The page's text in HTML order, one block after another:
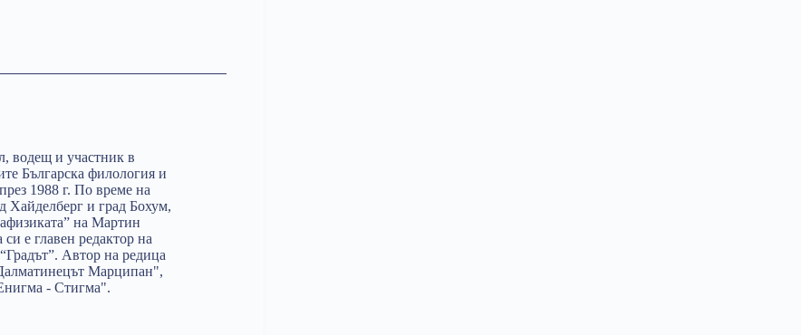
водещ и участник в
Българска филология и
1988 г. По време на
Хайделберг и град Бохум,
на Мартин
е главен редактор на
Автор на редица
Марципан",
- Стигма".